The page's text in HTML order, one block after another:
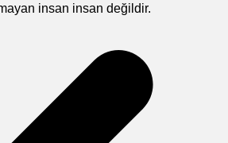
insan insan değildir.